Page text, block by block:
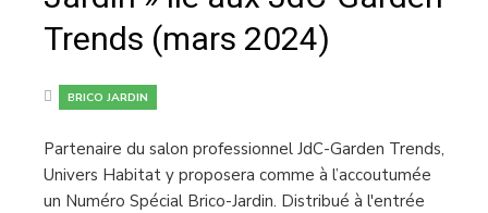
Trends (mars 2024)
BRICO JARDIN
Partenaire du salon professionnel JdC-Garden Trends,
Univers Habitat y proposera comme à l’accoutumée
un Numéro Spécial Brico-Jardin. Distribué à l'entrée